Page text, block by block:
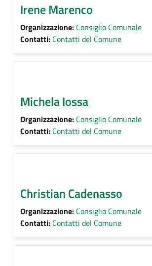
Irene Marenco
Organizzazione: Consiglio Comunale
Contatti: Contatti del Comune
Michela Iossa
Organizzazione: Consiglio Comunale
Contatti: Contatti del Comune
Christian Cadenasso
Organizzazione: Consiglio Comunale
Contatti: Contatti del Comune